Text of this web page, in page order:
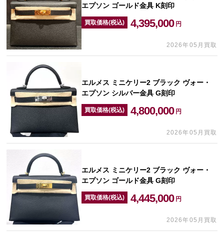
エプソン ゴールド金具 K刻印
買取価格(税込) 4,395,000 円
2026年05月買取
エルメス ミニケリー2 ブラック ヴォー・
エプソン シルバー金具 G刻印
買取価格(税込) 4,800,000 円
2026年05月買取
エルメス ミニケリー2 ブラック ヴォー・
エプソン ゴールド金具 G刻印
買取価格(税込) 4,445,000 円
2026年05月買取